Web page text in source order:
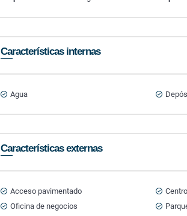
Características internas
Agua
Características externas
Acceso pavimentado
Oficina de negocios